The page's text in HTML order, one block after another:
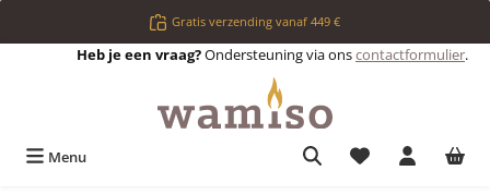
Ga naar de hoofdinhoudGratis verzending vanaf 449 €
Heb je een vraag?Ondersteuning via onscontactformulier.
Menu Je hebt 0 items